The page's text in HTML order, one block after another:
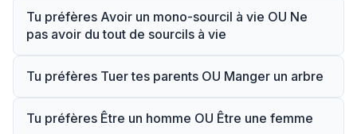
Tu préfères Avoir un mono-sourcil à vie OU Ne
pas avoir du tout de sourcils à vie
Tu préfères Tuer tes parents OU Manger un arbre
Tu préfères Être un homme OU Être une femme